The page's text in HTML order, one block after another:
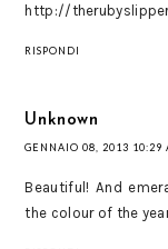
http://
RISPONDI
Unknown
GENNAIO 08, 2013 10:29
Beautiful! And
the colour of the